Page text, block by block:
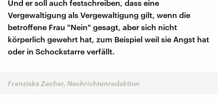
Und er soll auch festschreiben, dass eine
Vergewaltigung als Vergewaltigung gilt, wenn die
betroffene Frau "Nein" gesagt, aber sich nicht
körperlich gewehrt hat, zum Beispiel weil sie Angst hat
oder in Schockstarre verfällt.
Franziska Zecher, Nachrichtenredaktion